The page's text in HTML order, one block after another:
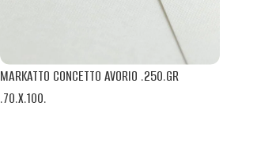
MARKATTO CONCETTO AVORIO .250.GR
.70.X.100.